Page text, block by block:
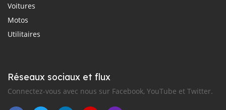
Voitures
Motos
Utilitaires
Réseaux sociaux et flux
Connectez-vous avec nous sur Facebook, YouTube et Twitter.